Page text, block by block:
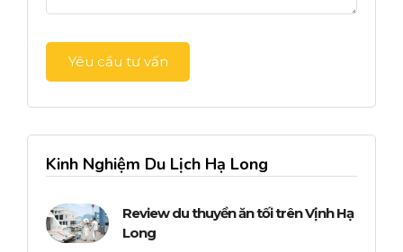
Kinh Nghiệm Du Lịch Hạ Long
Review du thuyền ăn tối trên Vịnh Hạ
Long